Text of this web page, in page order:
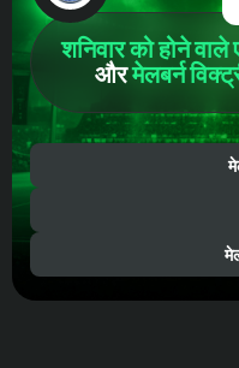
शनिवार को होने वाले
औरमेलबर्न